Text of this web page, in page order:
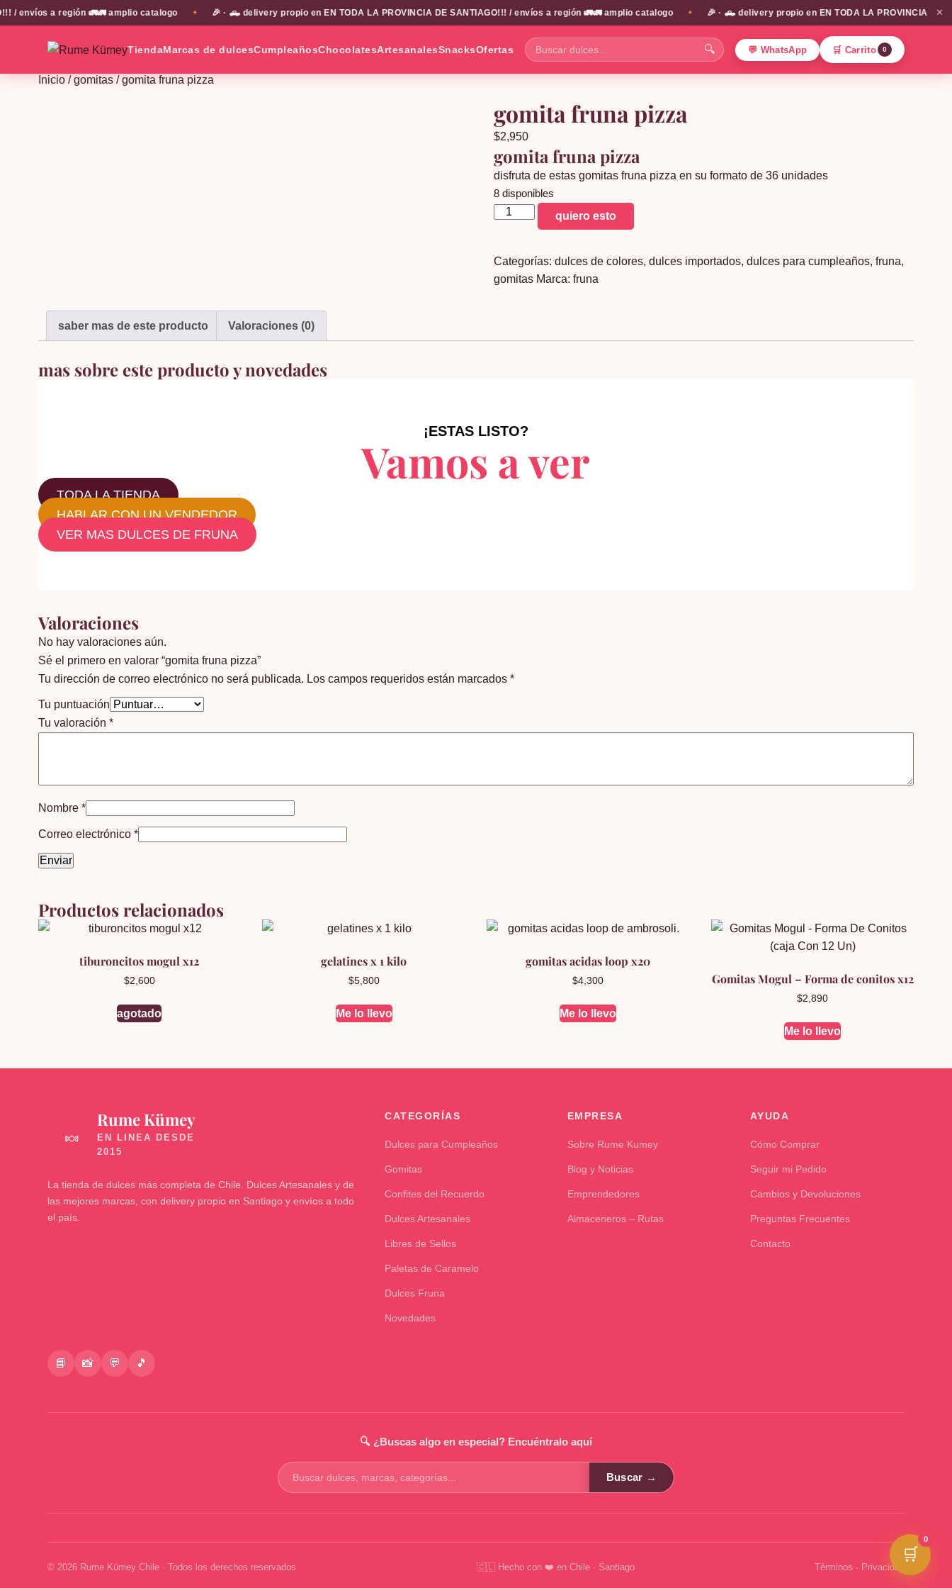
a región 🚛🚛 amplio catalogo ✦ 🎉 · 🛻 delivery propio en EN TODA LA PROVINCIA DE SANTIAGO!!! / envíos a región 🚛🚛 amplio catalogo ✦ 🎉 · 🛻 delivery propio en EN TODA LA PROVINCIA DE ✕
TiendaMarcas de dulcesCumpleañosChocolatesArtesanalesSnacksOfertas
Buscar
dulces...
🔍 💬 WhatsApp 🛒 Carrito 0
Inicio/gomitas/ gomita fruna pizza
gomita fruna pizza
$2,950
gomita fruna pizza
disfruta de estas gomitas fruna pizza en su formato de 36 unidades
8 disponibles
gomita
cantidad
quiero esto
Categorías: dulces de colores, dulces importados, dulces para cumpleaños, fruna,
gomitas Marca: fruna
saber mas de este producto Valoraciones (0)
mas sobre este producto y novedades
¡ESTAS LISTO?
Vamos a ver
TODA LA TIENDA
HABLAR CON UN VENDEDOR
VER MAS DULCES DE FRUNA
Valoraciones
No hay valoraciones aún.
Sé el primero en valorar “gomita fruna pizza”
Tu dirección de correo electrónico no será publicada. Los campos requeridos están marcados *
Tu puntuación
Tu valoración *
Nombre *
Correo electrónico *
Productos relacionados
tiburoncitos mogul x12
$2,600
agotado
gelatines x 1 kilo
$5,800
Me lo llevo
gomitas acidas loop x20
$4,300
Me lo llevo
Gomitas Mogul – Forma de conitos x12
$2,890
Me lo llevo
🍬
Rume Kümey
La tienda de dulces más completa de Chile. Dulces Artesanales y de
las mejores marcas, con delivery propio en Santiago y envíos a todo
el país.
📘 📸 💬 🎵
CATEGORÍAS
Dulces para Cumpleaños
Gomitas
Confites del Recuerdo
Dulces Artesanales
Libres de Sellos
Paletas de Caramelo
Dulces Fruna
Novedades
EMPRESA
Sobre Rume Kumey
Blog y Noticias
Emprendedores
Almaceneros – Rutas
AYUDA
Cómo Comprar
Seguir mi Pedido
Cambios y Devoluciones
Preguntas Frecuentes
Contacto
🔍 ¿Buscas algo en especial? Encuéntralo aquí
Buscar
productos
Buscar →
© 2026 Rume Kümey Chile · Todos los derechos reservados 🇨🇱 Hecho con ❤️ en Chile · Santiago Términos · Privacidad
🛒
0